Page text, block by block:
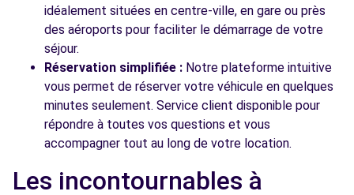
idéalement situées en centre-ville, en gare ou près
des aéroports pour faciliter le démarrage de votre
séjour.
Réservation simplifiée : Notre plateforme intuitive
vous permet de réserver votre véhicule en quelques
minutes seulement. Service client disponible pour
répondre à toutes vos questions et vous
accompagner tout au long de votre location.
Les incontournables à